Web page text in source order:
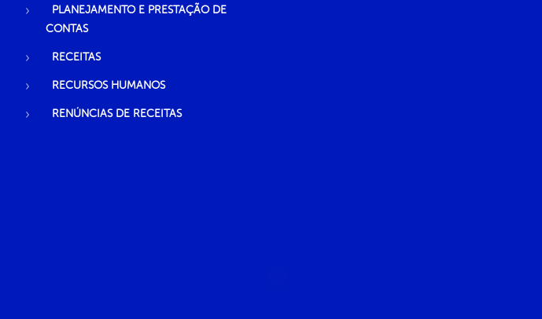
PLANEJAMENTO E PRESTAÇÃO DE
CONTAS
RECEITAS
RECURSOS HUMANOS
RENÚNCIAS DE RECEITAS